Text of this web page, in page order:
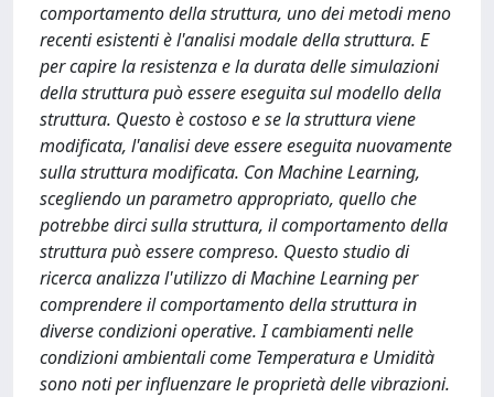
comportamento della struttura, uno dei metodi meno
recenti esistenti è l'analisi modale della struttura. E
per capire la resistenza e la durata delle simulazioni
della struttura può essere eseguita sul modello della
struttura. Questo è costoso e se la struttura viene
modificata, l'analisi deve essere eseguita nuovamente
sulla struttura modificata. Con Machine Learning,
scegliendo un parametro appropriato, quello che
potrebbe dirci sulla struttura, il comportamento della
struttura può essere compreso. Questo studio di
ricerca analizza l'utilizzo di Machine Learning per
comprendere il comportamento della struttura in
diverse condizioni operative. I cambiamenti nelle
condizioni ambientali come Temperatura e Umidità
sono noti per influenzare le proprietà delle vibrazioni.